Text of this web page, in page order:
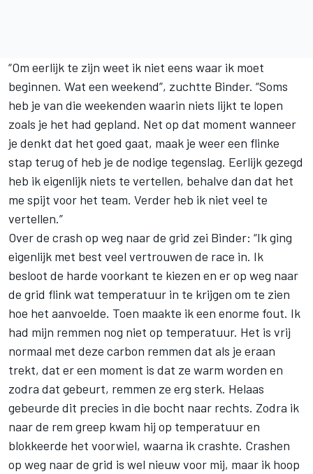
“Om eerlijk te zijn weet ik niet eens waar ik moet
beginnen. Wat een weekend”, zuchtte Binder. “Soms
heb je van die weekenden waarin niets lijkt te lopen
zoals je het had gepland. Net op dat moment wanneer
je denkt dat het goed gaat, maak je weer een flinke
stap terug of heb je de nodige tegenslag. Eerlijk gezegd
heb ik eigenlijk niets te vertellen, behalve dan dat het
me spijt voor het team. Verder heb ik niet veel te
vertellen.”
Over de crash op weg naar de grid zei Binder: “Ik ging
eigenlijk met best veel vertrouwen de race in. Ik
besloot de harde voorkant te kiezen en er op weg naar
de grid flink wat temperatuur in te krijgen om te zien
hoe het aanvoelde. Toen maakte ik een enorme fout. Ik
had mijn remmen nog niet op temperatuur. Het is vrij
normaal met deze carbon remmen dat als je eraan
trekt, dat er een moment is dat ze warm worden en
zodra dat gebeurt, remmen ze erg sterk. Helaas
gebeurde dit precies in die bocht naar rechts. Zodra ik
naar de rem greep kwam hij op temperatuur en
blokkeerde het voorwiel, waarna ik crashte. Crashen
op weg naar de grid is wel nieuw voor mij, maar ik hoop